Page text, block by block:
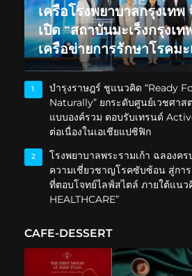
เครือโรงพยาบาลกรุงเทพ
เปิด “สถาบันมะเร็งกรุงเท
เครือข่ายการรักษาโรคมะ
1
บำรุงราษฎร์ ชูแนวคิด “Ready
Naturally” ยกระดับศูนย์เวชศา
แบบองค์รวม ตอบรับเทรนด์
ต่อเนื่องในเอเชียแปซิฟิก
2
โรงพยาบาลพระรามเก้า ฉลองค
ความเชี่ยวชาญโรคซับซ้อน สู่กา
ที่ตอบโจทย์ไลฟ์สไตล์ ภายใต้แนว
HEALTHCARE”
CAFE-DESSERT